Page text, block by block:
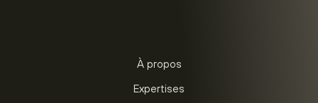
À propos
Expertises